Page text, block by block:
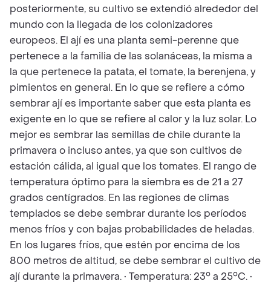
posteriormente, su cultivo se extendió alrededor del
mundo con la llegada de los colonizadores
europeos. El ají es una planta semi-perenne que
pertenece a la familia de las solanáceas, la misma a
la que pertenece la patata, el tomate, la berenjena, y
pimientos en general. En lo que se refiere a cómo
sembrar ají es importante saber que esta planta es
exigente en lo que se refiere al calor y la luz solar. Lo
mejor es sembrar las semillas de chile durante la
primavera o incluso antes, ya que son cultivos de
estación cálida, al igual que los tomates. El rango de
temperatura óptimo para la siembra es de 21 a 27
grados centígrados. En las regiones de climas
templados se debe sembrar durante los períodos
menos fríos y con bajas probabilidades de heladas.
En los lugares fríos, que estén por encima de los
800 metros de altitud, se debe sembrar el cultivo de
ají durante la primavera. • Temperatura: 23° a 25°C. •